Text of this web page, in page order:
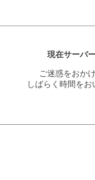
現在サーバ
ご迷惑をおか
しばらく時間を